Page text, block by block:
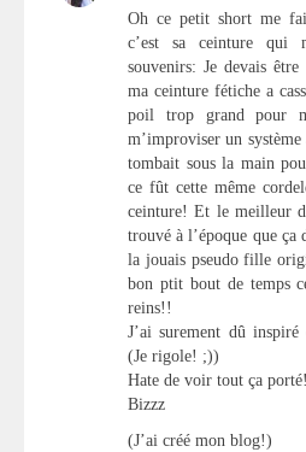
Oh ce petit short me
c’est sa ceinture qui
souvenirs: Je devais
ma ceinture fétiche a
poil trop grand pour
m’improviser un
tombait sous la main
ce fût cette même
ceinture! Et le meilleur
trouvé à l’époque que
la jouais pseudo fille
bon ptit bout de temps
reins!!
J’ai surement dû
(Je rigole! ;))
Hate de voir tout ça
Bizzz
(J’ai créé mon blog!)